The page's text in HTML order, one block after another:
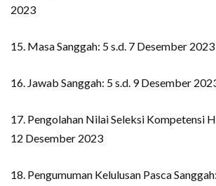
2023
15. Masa Sanggah: 5 s.d. 7 Desember 2023
16. Jawab Sanggah: 5 s.d. 9 Desember
17. Pengolahan Nilai Seleksi Kompetensi
12 Desember 2023
18. Pengumuman Kelulusan Pasca